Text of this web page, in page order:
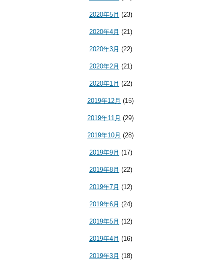
2020年5月 (23)
2020年4月 (21)
2020年3月 (22)
2020年2月 (21)
2020年1月 (22)
2019年12月 (15)
2019年11月 (29)
2019年10月 (28)
2019年9月 (17)
2019年8月 (22)
2019年7月 (12)
2019年6月 (24)
2019年5月 (12)
2019年4月 (16)
2019年3月 (18)